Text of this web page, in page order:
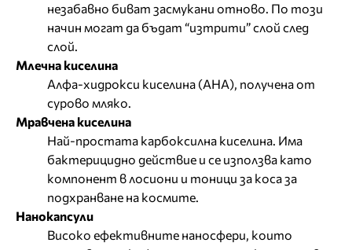
незабавно биват засмукани отново. По този
начин могат да бъдат “изтрити” слой след
слой.
Млечна киселина
Алфа-хидрокси киселина (АНА), получена от
сурово мляко.
Мравчена киселина
Най-простата карбоксилна киселина. Има
бактерицидно действие и се използва като
компонент в лосиони и тоници за коса за
подхранване на космите.
Нанокапсули
Високо ефективните наносфери, които